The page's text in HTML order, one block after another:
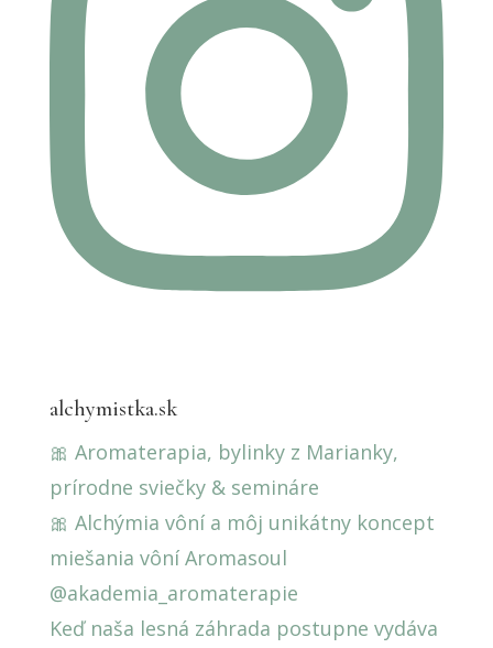
alchymistka.sk
🎀 Aromaterapia, bylinky z Marianky,
prírodne sviečky & semináre
🎀 Alchýmia vôní a môj unikátny koncept
miešania vôní Aromasoul
@akademia_aromaterapie
Keď naša lesná záhrada postupne vydáva